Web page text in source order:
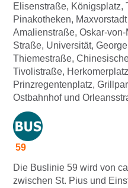
Elisenstraße, Königsplatz,
Pinakotheken,
Amalienstraße, Oskar-
Straße, Universität,
Thiemestraße,
Tivolistraße,
Prinzregentenplatz,
Ostbahnhof und
59
Die Buslinie 59 wird von
zwischen St. Pius und